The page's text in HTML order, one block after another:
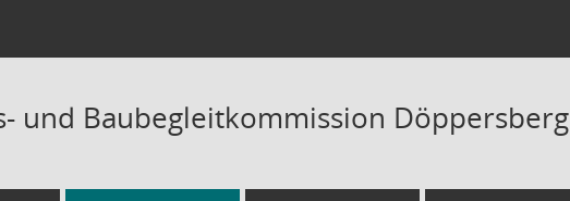
und Baubegleitkommission Döppersberg